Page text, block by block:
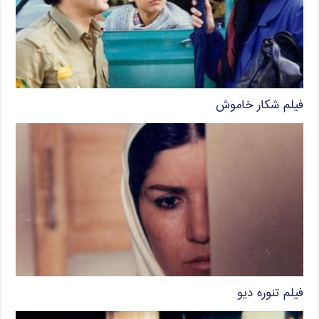
فیلم شکار خاموش
فیلم تنوره دیو